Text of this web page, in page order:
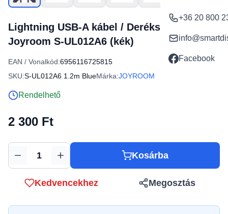
+36 20 800
Facebook
Lightning USB-A kábel / Derékszögű / 1.2m
Joyroom S-UL012A6 (kék)
EAN / Vonalkód:6956116725815
SKU:S-UL012A6 1.2m BlueMárka:JOYROOM
Rendelhető
2 300 Ft
Mennyiség Kosárba
Kedvencekhez Megosztás